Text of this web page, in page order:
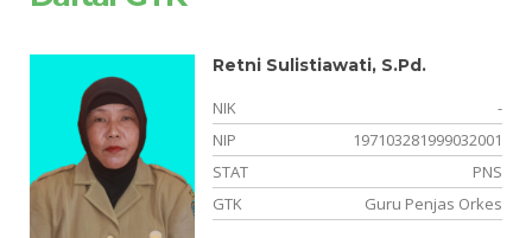
Retni Sulistiawati, S.Pd.
NIK
-
NIP
197103281999032001
STAT
PNS
GTK
Guru Penjas Orkes